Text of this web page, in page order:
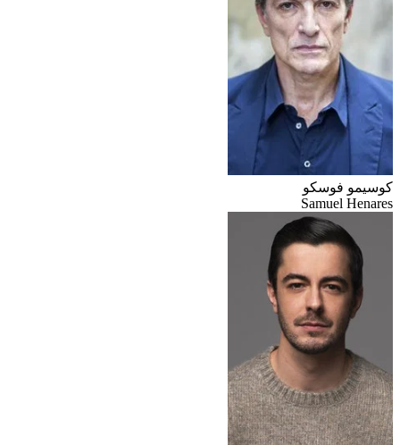
كوسيمو فوسكو
Samuel Henares